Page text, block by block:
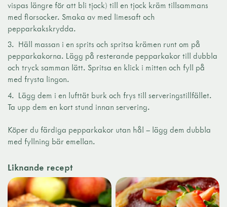
vispas längre för att bli tjock) till en tjock kräm tillsammans
med florsocker. Smaka av med limesaft och
pepparkakskrydda.
Häll massan i en sprits och spritsa krämen runt om på
pepparkakorna. Lägg på resterande pepparkakor till dubbla
och tryck samman lätt. Spritsa en klick i mitten och fyll på
med frysta lingon.
Lägg dem i en lufttät burk och frys till serveringstillfället.
Ta upp dem en kort stund innan servering.
Köper du färdiga pepparkakor utan hål – lägg dem dubbla
med fyllning bär emellan.
Liknande recept